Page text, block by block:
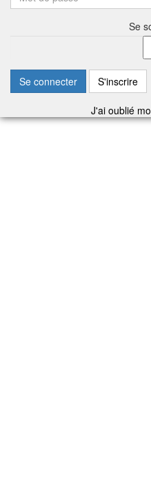
Se
Se connecter S'inscrire
J'ai oublié